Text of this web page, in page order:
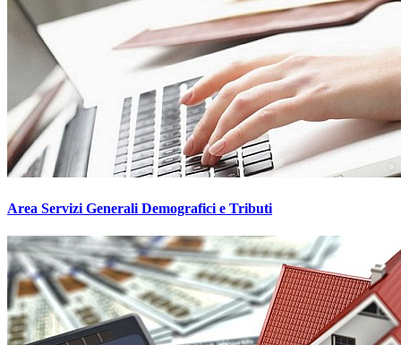
Area Servizi Generali Demografici e Tributi